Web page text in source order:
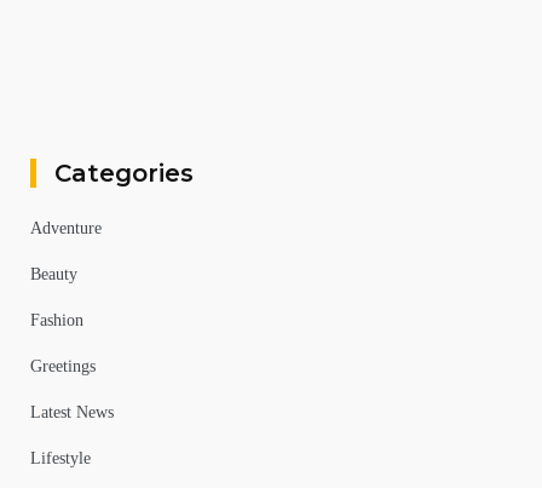
Categories
Adventure
Beauty
Fashion
Greetings
Latest News
Lifestyle